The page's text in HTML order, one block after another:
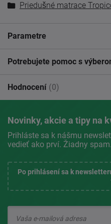
Priedušné matrace
Parametre
Potrebujete pomoc s
Hodnocení (0)
Novinky, akcie a tipy na
Prihláste sa k nášmu
vedieť ako prví. Žiadny
Po prihlásení sa k